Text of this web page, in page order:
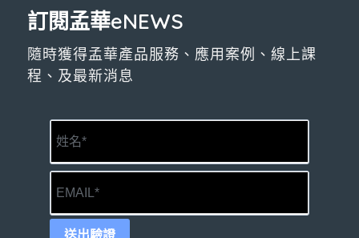
訂閱孟華eNEWS
隨時獲得孟華產品服務、應用案例、線上課
程、及最新消息
送出驗證